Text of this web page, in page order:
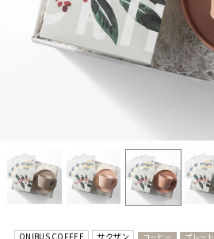
ONIBUS COFFEE サクザン コーヒー プレート